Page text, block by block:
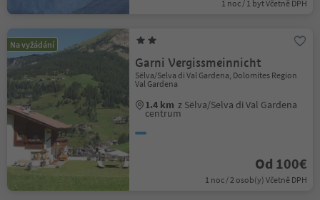
1 noc / 1 byt Včetně DPH
Na vyžádání
Garni Vergissmeinnicht
Sëlva/Selva di Val Gardena, Dolomites Region
Val Gardena
1.4 km z Sëlva/Selva di Val Gardena
centrum
Od 100€
1 noc / 2 osob(y) Včetně DPH